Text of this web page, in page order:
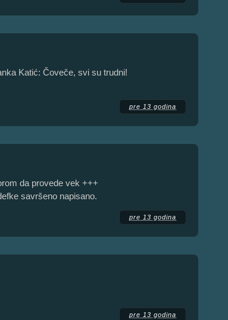
Katić: Čoveče, svi su trudni!
pre 13 godina
da provede vek +++
savršeno napisano.
pre 13 godina
pre 13 godina